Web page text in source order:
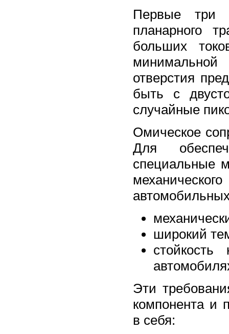
Первые три
планарного
больших
отверстия
быть с
случайные
Омическое
Для
специальные
широкий
Эти
компонента и
в себя: